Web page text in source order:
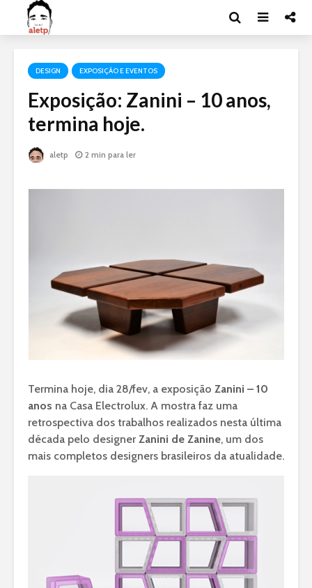
DESIGN EXPOSIÇÃO E EVENTOS
Exposição: Zanini – 10 anos,
termina hoje.
aletp 2 min para ler
Termina hoje, dia 28/fev, a exposição Zanini – 10
anos na Casa Electrolux. A mostra faz uma
retrospectiva dos trabalhos realizados nesta última
década pelo designer Zanini de Zanine, um dos
mais completos designers brasileiros da atualidade.